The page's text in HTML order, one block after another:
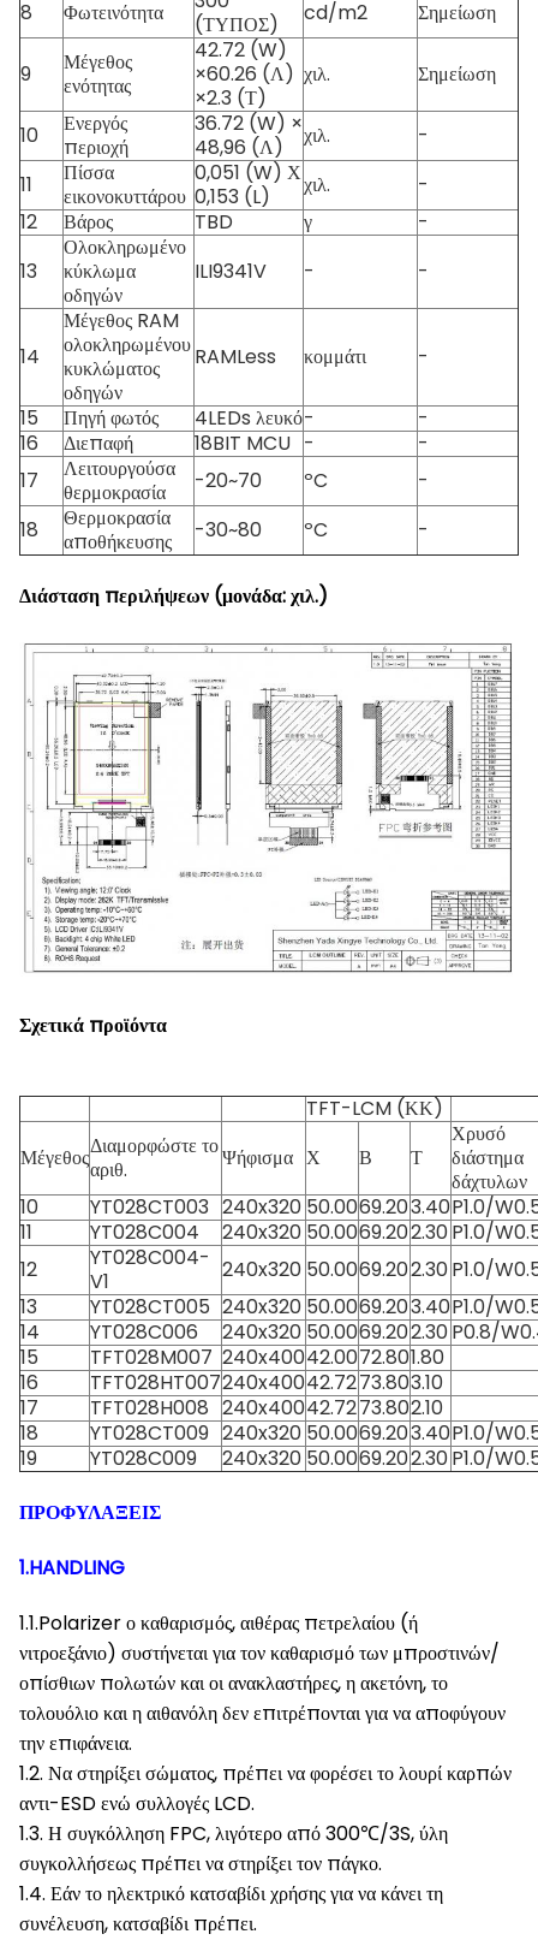
8 Φωτεινότητα
(ΤΥΠΟΣ)
cd/m2 Σημείωση
9
Μέγεθος
ενότητας
42.72 (W)
×60.26 (Λ)
×2.3 (Τ)
χιλ. Σημείωση
10
Ενεργός
περιοχή
36.72 (W) ×
48,96 (Λ)
χιλ.
-
11
Πίσσα
εικονοκυττάρου
0,051 (W) Χ
0,153 (L)
χιλ.
-
12
Βάρος TBD γ
-
13
Ολοκληρωμένο
κύκλωμα
οδηγών
ILI9341V - -
14
Μέγεθος RAM
ολοκληρωμένου
κυκλώματος
οδηγών
RAMLess κομμάτι -
15 Πηγή φωτός 4LEDs λευκό-
-
16
Διεπαφή 18BIT MCU -
-
17
Λειτουργούσα
θερμοκρασία
-20~70 ºC
-
18
Θερμοκρασία
αποθήκευσης
-30~80 ºC -
Διάσταση περιλήψεων (μονάδα: χιλ.)
Σχετικά προϊόντα
TFT-LCM (ΚΚ)
ΜέγεθοςΔιαμορφώστε το
αριθ.
Ψήφισμα Χ Β Τ
Χρυσό
διάστημα
δάχτυλων
10
YT028CT003 240x320 50.0069.203.40P1.0/
11
YT028C004 240x320 50.0069.202.30P1.0/
12
YT028C004-
V1
240x320 50.0069.202.30P1.0/
13
YT028CT005 240x320 50.0069.203.40P1.0/
14
YT028C006 240x320 50.0069.202.30P0.8/
15
TFT028M007 240x40042.0072.801.80
16
TFT028HT007240x40042.7273.803.10
17
TFT028H008 240x40042.7273.802.10
18
YT028CT009 240x320 50.0069.203.40P1.0/
19
YT028C009 240x320 50.0069.202.30P1.0/
ΠΡΟΦΥΛΑΞΕΙΣ
1.HANDLING
1.1.Polarizer ο καθαρισμός, αιθέρας πετρελαίου (ή
νιτροεξάνιο) συστήνεται για τον καθαρισμό των μπροστινών/
οπίσθιων πολωτών και οι ανακλαστήρες, η ακετόνη, το
τολουόλιο και η αιθανόλη δεν επιτρέπονται για να αποφύγουν
την επιφάνεια.
1.2. Να στηρίξει σώματος, πρέπει να φορέσει το λουρί καρπών
αντι-ESD ενώ συλλογές LCD.
1.3. Η συγκόλληση FPC, λιγότερο από 300℃/3S, ύλη
συγκολλήσεως πρέπει να στηρίξει τον πάγκο.
1.4. Εάν το ηλεκτρικό κατσαβίδι χρήσης για να κάνει τη
συνέλευση, κατσαβίδι πρέπει.